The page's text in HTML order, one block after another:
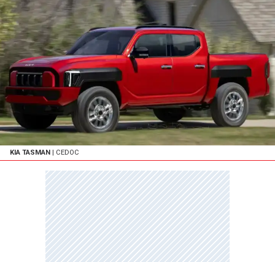
KIA TASMAN | CEDOC